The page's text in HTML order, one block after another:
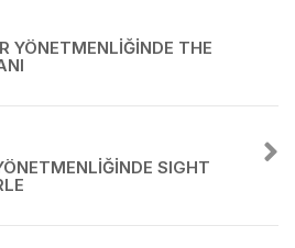
YÖNETMENLIĞINDE THE
SIGHT